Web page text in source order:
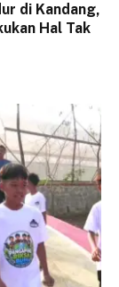
di Kandang,
Hal Tak